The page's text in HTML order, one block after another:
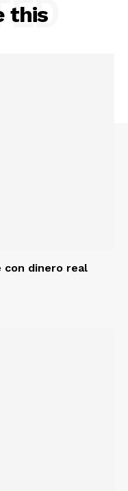
this
con dinero real